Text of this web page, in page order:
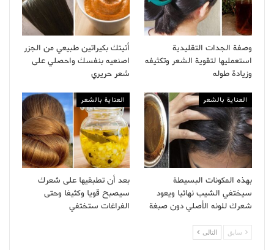
وصفة الجدات التقليدية
استعمليها لتقوية الشعر وتكثيفه
وزيادة طوله
أتيتك بكيراتين طبيعي من الجزر
اصنعيه بنفسك واحصلي على
شعر حريري
العناية بالشعر
بهذه المكونات البسيطة
سيختفي الشيب نهائيا ويعود
شعرك للونه الأصلي دون صبغة
العناية بالشعر
بعد أن تطبقيها على شعرك
سيصبح قويا وكثيفا وحتى
الفراغات ستختفي
سابق التالى